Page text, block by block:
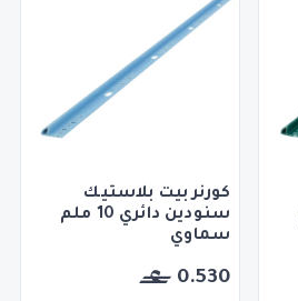
كورنر بيت بلاستيك
سنودين دائري 10 ملم
سماوي
0.530